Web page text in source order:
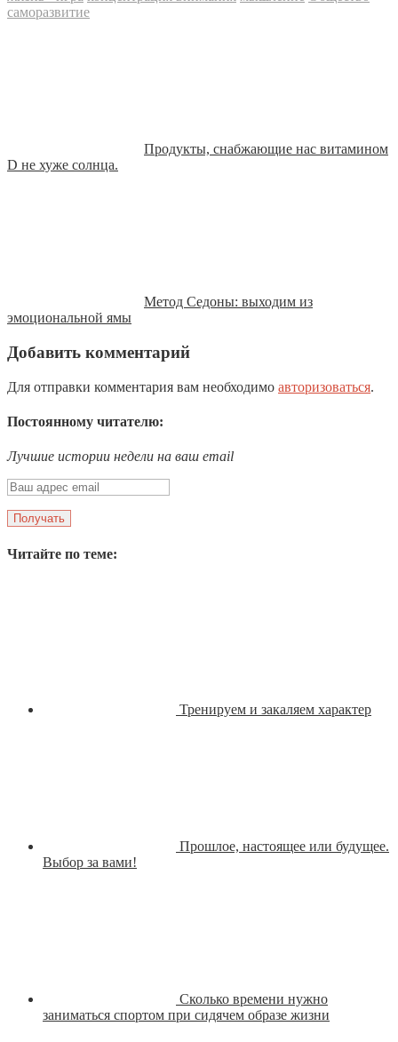
саморазвитие
Продукты, снабжающие нас витамином
D не хуже солнца.
Метод Седоны: выходим из
эмоциональной ямы
Добавить комментарий
Для отправки комментария вам необходимо авторизоваться.
Постоянному читателю:
Лучшие истории недели на ваш email
Читайте по теме:
Тренируем и закаляем характер
Прошлое, настоящее или будущее.
Выбор за вами!
Сколько времени нужно
заниматься спортом при сидячем образе жизни